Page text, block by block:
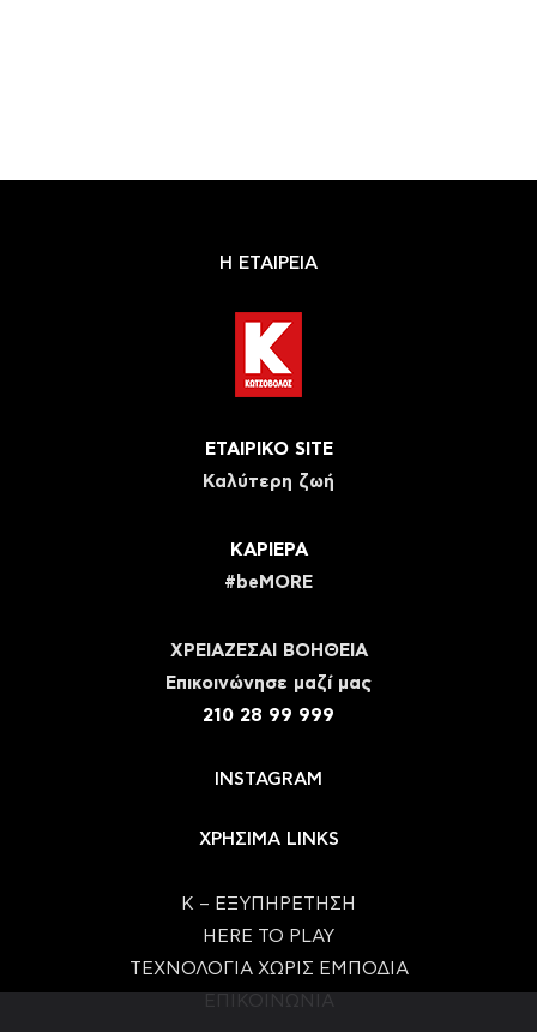
Η ΕΤΑΙΡΕΙΑ
ΕΤΑΙΡΙΚΟ SITE
Καλύτερη ζωή
ΚΑΡΙΕΡΑ
#beMORE
ΧΡΕΙΑΖΕΣΑΙ ΒΟΗΘΕΙΑ
Eπικοινώνησε μαζί μας
210 28 99 999
INSTAGRAM
ΧΡΗΣΙΜΑ LINKS
Κ – ΕΞΥΠΗΡΕΤΗΣΗ
HERE TO PLAY
ΤΕΧΝΟΛΟΓΙΑ ΧΩΡΙΣ ΕΜΠΟΔΙΑ